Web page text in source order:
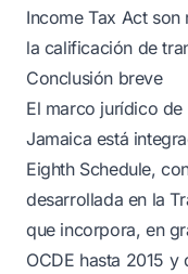
Income Tax Act
la calificación de
Conclusión breve
El marco jurídico
Jamaica está
Eighth Schedule,
desarrollada en la
que incorpora, en
OCDE hasta 2015